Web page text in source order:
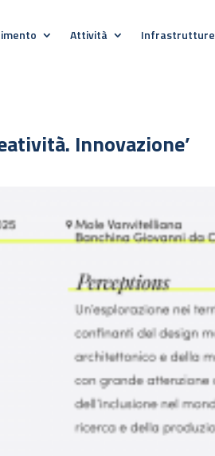
Attività Infrastrutture
Innovazione’